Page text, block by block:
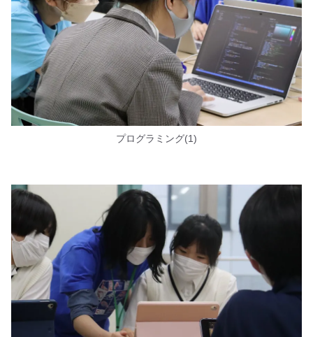
プログラミング(1)